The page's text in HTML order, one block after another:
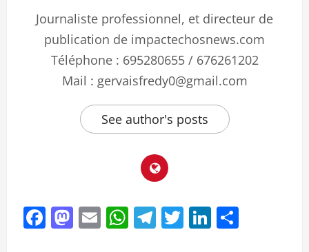
Journaliste professionnel, et directeur de
publication de impactechosnews.com
Téléphone : 695280655 / 676261202
Mail : gervaisfredy0@gmail.com
See author's posts
Facebook
Mastodon
EmailWhatsApp
Telegram
TwitterLinkedIn